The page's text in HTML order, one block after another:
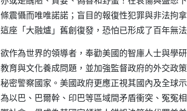
條震懾而唯唯諾諾；盲目的報復性犯罪與非法拘
這座「大融爐」舊創復發，恐怕已形成了百年無
欲作為世界的領導者，奉勸美國的智庫人士與學
教育與文化養成問題，並加強監督政府的外交政
秘密警察國家。美國政府更應正視其國內及全球
為以巴、巴爾幹、印巴等區域間矛盾衝突、冤冤